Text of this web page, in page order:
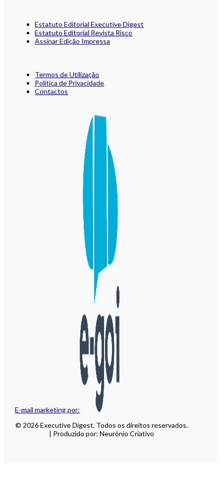
E-mail marketing por:
Estatuto Editorial Executive Digest
Estatuto Editorial Revista Risco
Assinar Edição Impressa
Termos de Utilização
Política de Privacidade
Contactos
© 2026 Executive Digest. Todos os direitos reservados.
| Produzido por: Neurónio Criativo